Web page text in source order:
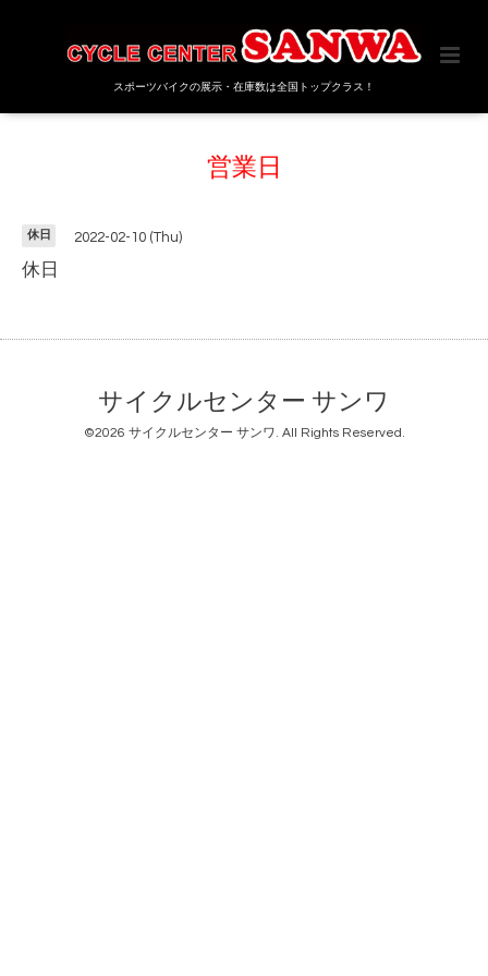
スポーツバイクの展示・在庫数は全国トップクラス！
営業日
休日 2022-02-10 (Thu)
休日
サイクルセンター サンワ
©2026 サイクルセンター サンワ. All Rights Reserved.